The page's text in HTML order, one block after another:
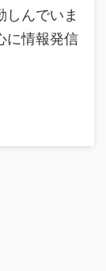
しんでいま
に情報発信